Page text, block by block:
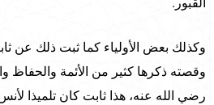
وكذلك بعض الأولياء كما ثبت ذلك عن
وقصته ذكرها كثير من الأئمة والحفاظ
رضي الله عنه، هذا ثابت كان تلميذا